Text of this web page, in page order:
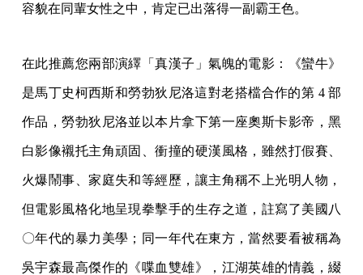
容貌在同輩女性之中，肯定已出落得一副霸王色。
在此推薦您兩部演繹「真漢子」氣魄的電影：《蠻牛》
是馬丁史柯西斯和勞勃狄尼洛這對老搭檔合作的第 4 部
作品，勞勃狄尼洛並以本片拿下第一座奧斯卡影帝，黑
白影像襯托主角頑固、衝撞的硬漢風格，雖然打假賽、
火爆鬧事、家庭失和等經歷，讓主角稱不上光明人物，
但電影風格化地呈現拳擊手的生存之道，註寫了美國八
〇年代的暴力美學；同一年代在東方，當然要看被稱為
吳宇森最高傑作的《喋血雙雄》，江湖英雄的情義，綴